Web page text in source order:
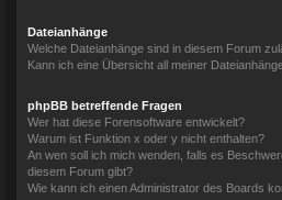
Dateianhänge
Welche Dateianhänge sind in diesem Forum
Kann ich eine Übersicht all meiner
phpBB betreffende Fragen
Wer hat diese Forensoftware entwickelt?
Warum ist Funktion x oder y nicht enthalten?
An wen soll ich mich wenden, falls es
diesem Forum gibt?
Wie kann ich einen Administrator des Boards